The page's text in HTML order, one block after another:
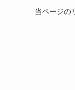
当ページの